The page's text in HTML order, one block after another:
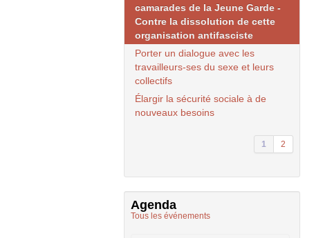
camarades de la Jeune Garde -
Contre la dissolution de cette
organisation antifasciste
Porter un dialogue avec les
travailleurs-ses du sexe et leurs
collectifs
Élargir la sécurité sociale à de
nouveaux besoins
1 2
Agenda
Tous les événements